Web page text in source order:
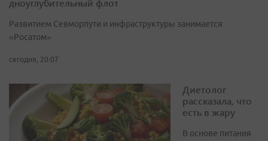
дноуглубительный флот
Развитием Севморпути и инфраструктуры занимается
«Росатом»
сегодня, 20:07
Диетолог
рассказала, что
есть в жару
В основе питания